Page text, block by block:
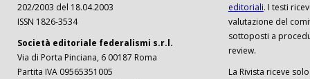
202/2003 del 18.04.2003
ISSN 1826-3534
Società editoriale federalismi s.r.l.
Via di Porta Pinciana, 6 00187 Roma
Partita IVA 09565351005
editoriali. I testi
valutazione del
sottoposti a
review.
La Rivista riceve